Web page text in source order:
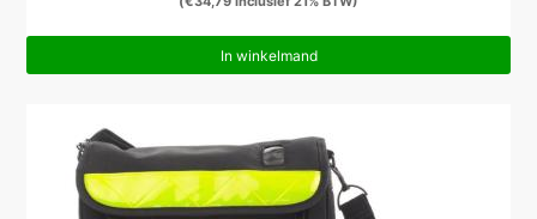
In winkelmand